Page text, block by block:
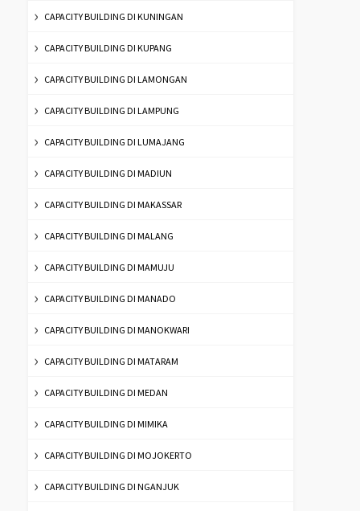
CAPACITY BUILDING DI KUNINGAN
CAPACITY BUILDING DI KUPANG
CAPACITY BUILDING DI LAMONGAN
CAPACITY BUILDING DI LAMPUNG
CAPACITY BUILDING DI LUMAJANG
CAPACITY BUILDING DI MADIUN
CAPACITY BUILDING DI MAKASSAR
CAPACITY BUILDING DI MALANG
CAPACITY BUILDING DI MAMUJU
CAPACITY BUILDING DI MANADO
CAPACITY BUILDING DI MANOKWARI
CAPACITY BUILDING DI MATARAM
CAPACITY BUILDING DI MEDAN
CAPACITY BUILDING DI MIMIKA
CAPACITY BUILDING DI MOJOKERTO
CAPACITY BUILDING DI NGANJUK